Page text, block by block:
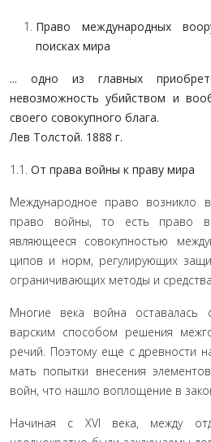
Право международных
поисках мира
... одно из главных
невозможность убийством и
своего совокупного блага.
Лев Толстой. 1888 г.
1.1. От права войны к праву мира
Международное право возникло
право войны, то есть право
являющееся совокупностью
ципов и норм, регулирующих
ограничивающих методы и
Многие века война
варским способом решения
речий. Поэтому еще с древности
мать попытки внесения
войн, что нашло воплощение в
Начиная с XVI века, между